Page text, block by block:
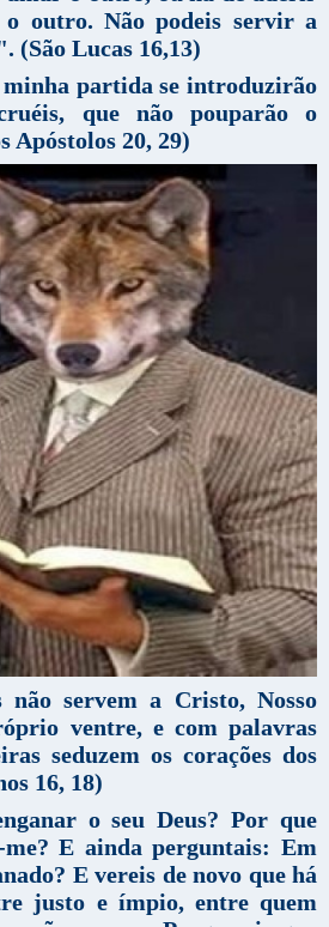
outro. Não podeis servir a
(São Lucas 16,13)
minha partida se introduzirão
que não pouparão o
Apóstolos 20, 29)
não servem a Cristo, Nosso
ventre, e com palavras
seduzem os corações dos
16, 18)
o seu Deus? Por que
E ainda perguntais: Em
E vereis de novo que há
justo e ímpio, entre quem